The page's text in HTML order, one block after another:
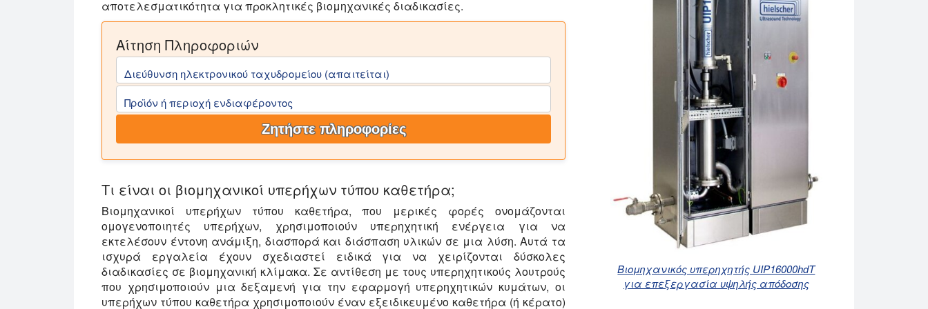
αποτελεσματικότητα για προκλητικές βιομηχανικές διαδικασίες.
Αίτηση Πληροφοριών
Διεύθυνση ηλεκτρονικού ταχυδρομείου (απαιτείται)
Προϊόν ή περιοχή ενδιαφέροντος
Ζητήστε πληροφορίες
Τι είναι οι βιομηχανικοί υπερήχων τύπου καθετήρα;
Βιομηχανικοί υπερήχων τύπου καθετήρα, που μερικές φορές ονομάζονται
ομογενοποιητές υπερήχων, χρησιμοποιούν υπερηχητική ενέργεια για να
εκτελέσουν έντονη ανάμιξη, διασπορά και διάσπαση υλικών σε μια λύση. Αυτά τα
ισχυρά εργαλεία έχουν σχεδιαστεί ειδικά για να χειρίζονται δύσκολες
διαδικασίες σε βιομηχανική κλίμακα. Σε αντίθεση με τους υπερηχητικούς λουτρούς
που χρησιμοποιούν μια δεξαμενή για την εφαρμογή υπερηχητικών κυμάτων, οι
υπερήχων τύπου καθετήρα χρησιμοποιούν έναν εξειδικευμένο καθετήρα (ή κέρατο)
Βιομηχανικός υπερηχητής UIP16000hdT
για επεξεργασία υψηλής απόδοσης